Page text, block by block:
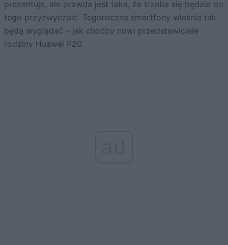
prezentuje, ale prawda jest taka, że trzeba się będzie do
tego przyzwyczaić. Tegoroczne smartfony właśnie tak
będą wyglądać – jak choćby nowi przedstawiciele
rodziny Huawei P20.